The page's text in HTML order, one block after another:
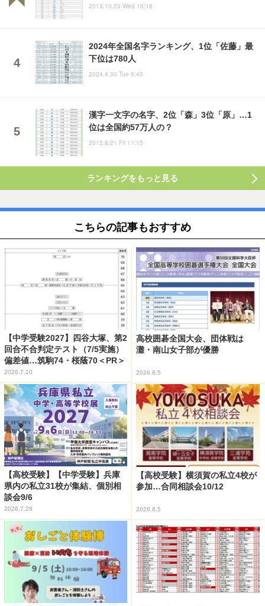
2013.10.23 Wed 16:18
2024年全国名字ランキング、1位「佐藤」最
下位は780人
2024.4.30 Tue 9:45
漢字一文字の名字、2位「森」3位「原」…1
位は全国約57万人の？
2015.8.21 Fri 11:15
ランキングをもっと見る
こちらの記事もおすすめ
【中学受験2027】四谷大塚、第2
回合不合判定テスト（7/5実施）
偏差値…筑駒74・桜蔭70＜PR＞
2026.7.10
高校囲碁全国大会、団体戦は
灘・南山女子部が優勝
2026.8.5
【高校受験】【中学受験】兵庫
県内の私立31校が集結、個別相
談会9/6
2026.7.28
【高校受験】横須賀の私立4校が
参加…合同相談会10/12
2026.8.5